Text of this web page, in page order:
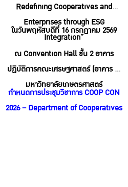
Redefining Cooperatives and
Enterprises through ESG
Integration”
ในวันพฤหัสบดีที่ 16 กรกฎาคม 2569
ณ Convention Hall ชั้น 2 อาคาร
ปฏิบัติการคณะเศรษฐศาสตร์ (อาคาร 5)
มหาวิทยาลัยเกษตรศาสตร์
กำหนดการประชุมวิชาการ COOP CON
2026 – Department of Cooperatives